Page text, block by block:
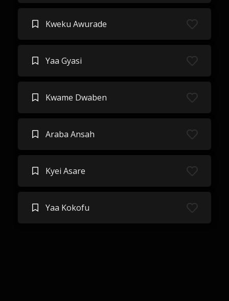
Kweku Awurade
Yaa Gyasi
Kwame Dwaben
Araba Ansah
Kyei Asare
Yaa Kokofu